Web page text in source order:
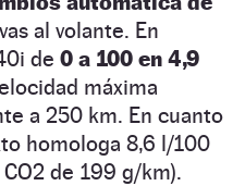
al volante. En
de 0 a 100 en 4,9
máxima
a 250 km. En cuanto
homologa 8,6 l/100
de 199 g/km).